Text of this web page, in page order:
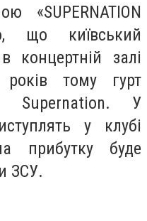
«SUPERNATION
що київський
концертній залі
тому гурт
Supernation. У
у клубі
прибутку буде
ЗСУ.